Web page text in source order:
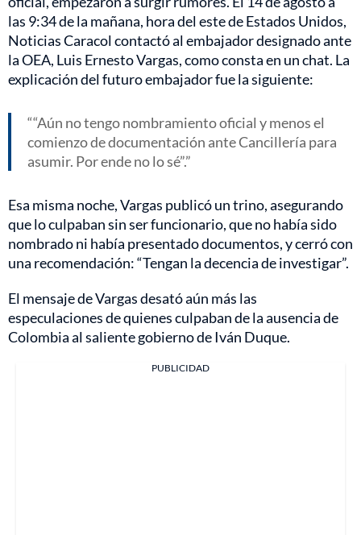
las 9:34 de la mañana, hora del este de Estados Unidos,
Noticias Caracol contactó al embajador designado ante
la OEA, Luis Ernesto Vargas, como consta en un chat. La
explicación del futuro embajador fue la siguiente:
“Aún no tengo nombramiento oficial y menos el
comienzo de documentación ante Cancillería para
asumir. Por ende no lo sé”.
Esa misma noche, Vargas publicó un trino, asegurando
que lo culpaban sin ser funcionario, que no había sido
nombrado ni había presentado documentos, y cerró con
una recomendación: “Tengan la decencia de investigar”.
El mensaje de Vargas desató aún más las
especulaciones de quienes culpaban de la ausencia de
Colombia al saliente gobierno de Iván Duque.
PUBLICIDAD